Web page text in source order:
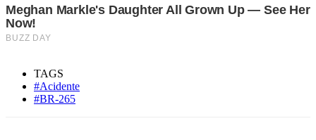
TAGS
#Acidente
#BR-265